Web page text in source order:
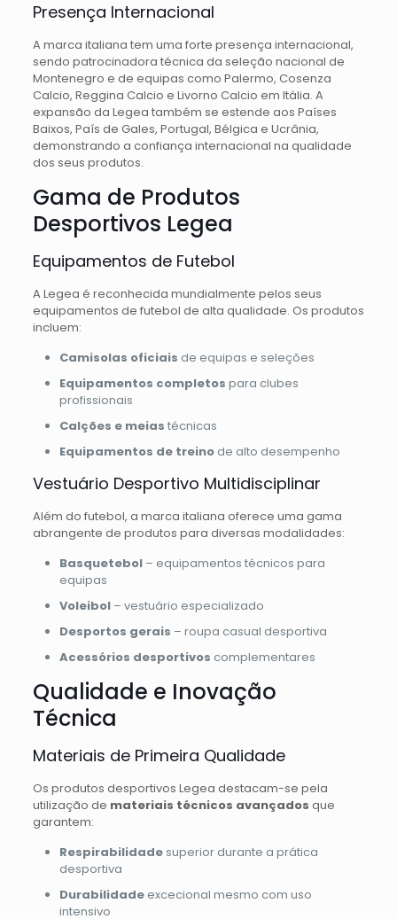
Presença Internacional
A marca italiana tem uma forte presença internacional,
sendo patrocinadora técnica da seleção nacional de
Montenegro e de equipas como Palermo, Cosenza
Calcio, Reggina Calcio e Livorno Calcio em Itália. A
expansão da Legea também se estende aos Países
Baixos, País de Gales, Portugal, Bélgica e Ucrânia,
demonstrando a confiança internacional na qualidade
dos seus produtos.
Gama de Produtos
Desportivos Legea
Equipamentos de Futebol
A Legea é reconhecida mundialmente pelos seus
equipamentos de futebol de alta qualidade. Os produtos
incluem:
Camisolas oficiais de equipas e seleções
Equipamentos completos para clubes
profissionais
Calções e meias técnicas
Equipamentos de treinode alto desempenho
Vestuário Desportivo Multidisciplinar
Além do futebol, a marca italiana oferece uma gama
abrangente de produtos para diversas modalidades:
Basquetebol– equipamentos técnicos para
equipas
Voleibol– vestuário especializado
Desportos gerais – roupa casual desportiva
Acessórios desportivos complementares
Qualidade e Inovação
Técnica
Materiais de Primeira Qualidade
Os produtos desportivos Legea destacam-se pela
utilização de materiais técnicos avançados que
garantem:
Respirabilidadesuperior durante a prática
desportiva
Durabilidadeexcecional mesmo com uso
intensivo